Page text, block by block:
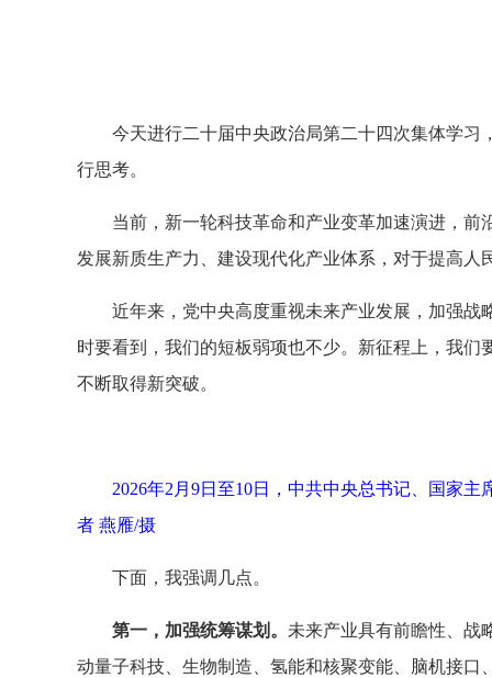
今天进行二十届中央政治局第二十四次集体学
行思考。
当前，新一轮科技革命和产业变革加速演进，
发展新质生产力、建设现代化产业体系，对于提高
近年来，党中央高度重视未来产业发展，加强战
时要看到，我们的短板弱项也不少。新征程上，我
不断取得新突破。
2026年2月9日至10日，中共中央总书记、国家
者 燕雁/摄
下面，我强调几点。
第一，加强统筹谋划。 未来产业具有前瞻性、战
动量子科技、生物制造、氢能和核聚变能、脑机接